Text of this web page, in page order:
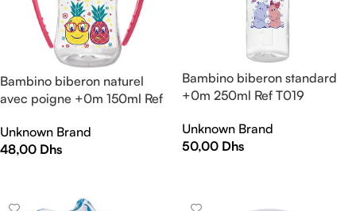
Bambino biberon naturel
avec poigne +0m 150ml Ref
Unknown Brand
48,00 Dhs
Bambino biberon standard
+0m 250ml Ref T019
Unknown Brand
50,00 Dhs